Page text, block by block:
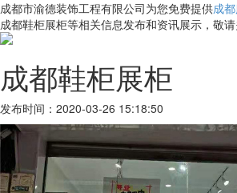
成都市渝德装饰工程有限公司为您免费提供成
成都鞋柜展柜等相关信息发布和资讯展示，敬请
成都鞋柜展柜
发布时间：2020-03-26 15:18:50